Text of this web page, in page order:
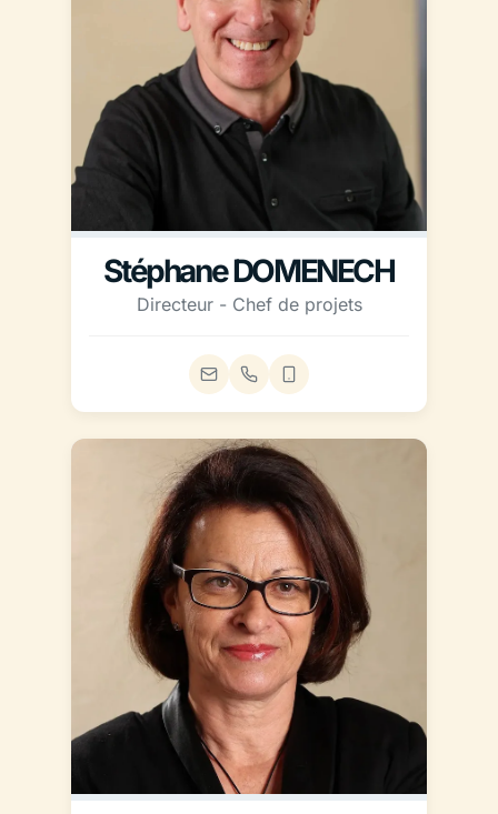
Stéphane DOMENECH
Directeur - Chef de projets
EmailTéléphone fixe
Téléphone mobile